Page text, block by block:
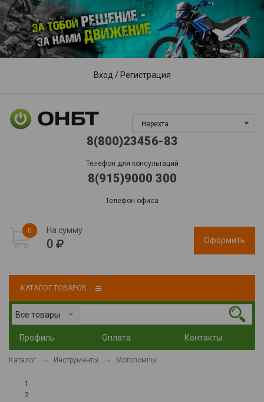
Пункты выдачи Доставка Гарантия, сервис
Обработка заказов:
пн-пт: 09:00 - 17:00,
сб-вс : выходной
Вход / Регистрация
Нерехта
8(800)23456-83
Телефон для консультаций
8(915)9000 300
Телефон офиса
0 На сумму
0 Оформить
КАТАЛОГ ТОВАРОВ
Все товары
Профиль Оплата Контакты
Каталог Инструменты Мотопомпы